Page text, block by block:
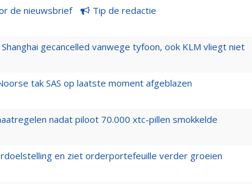
de nieuwsbrief Tip de redactie
gecancelled vanwege tyfoon, ook KLM vliegt niet
tak SAS op laatste moment afgeblazen
nadat piloot 70.000 xtc-pillen smokkelde
en ziet orderportefeuille verder groeien